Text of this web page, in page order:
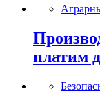
платим